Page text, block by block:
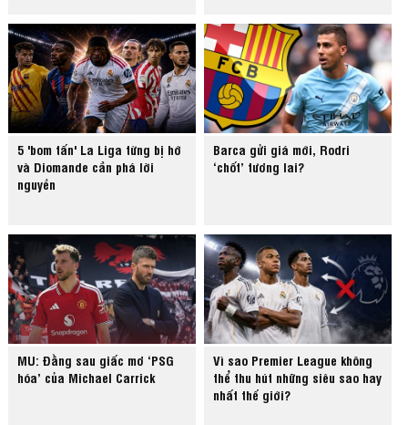
5 'bom tấn' La Liga từng bị hớ
và Diomande cần phá lời
nguyền
Barca gửi giá mới, Rodri
‘chốt’ tương lai?
MU: Đằng sau giấc mơ ‘PSG
hóa’ của Michael Carrick
Vì sao Premier League không
thể thu hút những siêu sao hay
nhất thế giới?